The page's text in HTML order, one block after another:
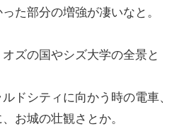
た部分の増強が凄いなと。
ズの国やシズ大学の全景と
ドシティに向かう時の電車、
お城の壮観さとか。